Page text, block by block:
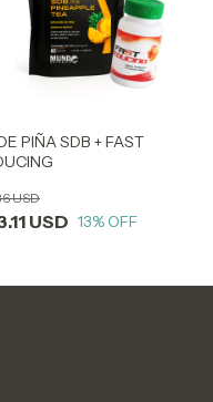
PIÑA SDB + FAST
USD
USD
13% OFF